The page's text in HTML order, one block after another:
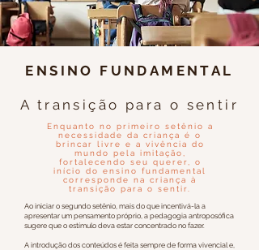
ENSINO FUNDAMENTAL
A transição para o sentir
Enquanto no primeiro setênio a
necessidade da criança é o
brincar livre e a vivência do
mundo pela imitação,
fortalecendo seu querer, o
início do ensino fundamental
corresponde na criança à
transição para o sentir.
Ao iniciar o segundo setênio, mais do que incentivá-la a
apresentar um pensamento próprio, a pedagogia antroposófica
sugere que o estímulo deva estar concentrado no fazer.
A introdução dos conteúdos é feita sempre de forma vivencial e,